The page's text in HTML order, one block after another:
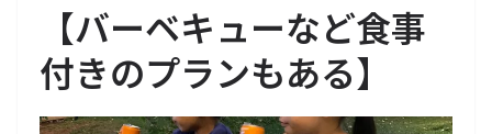
【バーベキューなど食事
付きのプランもある】